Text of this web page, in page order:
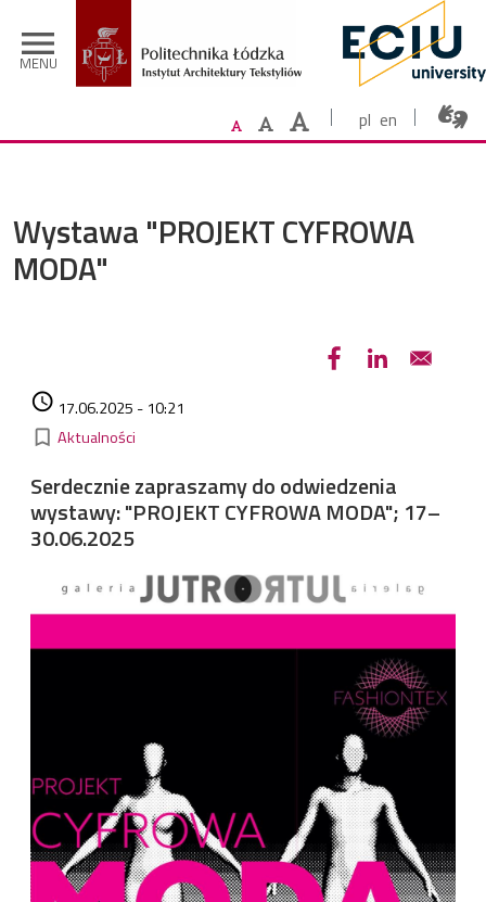
menu
MENU
pl en
Wystawa "PROJEKT CYFROWA
MODA"
access_time 17.06.2025 - 10:21
bookmark_border Kategorie
Aktualności
Serdecznie zapraszamy do odwiedzenia
wystawy: "PROJEKT CYFROWA MODA"; 17–
30.06.2025